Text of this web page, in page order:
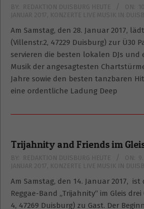
2017-
01-
10
BY: REDAKTION DUISBURG HEUTE ON:
JANUAR 2017 KONZERTE LIVE MUSIK IN
Am Samstag, den 28. Januar 2017,
(Villenstr.2, 47229 Duisburg) zur Ü30
servieren die besten lokalen DJs und
Musik der angesagtesten
Jahre sowie den besten tanzbaren
eine ordentliche Ladung Deep
Trijahnity and Friends im
2017-
01-
09
BY: REDAKTION DUISBURG HEUTE ON:
JANUAR 2017 KONZERTE LIVE MUSIK IN
Am Samstag, den 14. Januar 2017,
Reggae-Band „Trijahnity“ im Gleis
4, 47269 Duisburg) zu Gast. Der